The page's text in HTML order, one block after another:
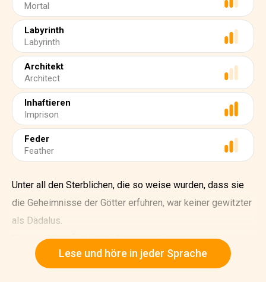
Mortal
Labyrinth
Labyrinth
Architekt
Architect
Inhaftieren
Imprison
Feder
Feather
Unter all den Sterblichen, die so weise wurden, dass sie
die Geheimnisse der Götter erfuhren, war keiner gewitzter
als Dädalus.
Er baute einst für König Minos von Kreta ein wundervolles
Labyrinth aus sich windenden Wegen. Das Labyrinth war
Lese und höre in jeder Sprache